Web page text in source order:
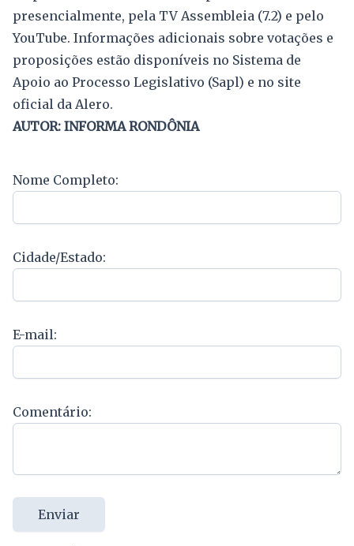
presencialmente, pela TV Assembleia (7.2) e pelo
YouTube. Informações adicionais sobre votações e
proposições estão disponíveis no Sistema de
Apoio ao Processo Legislativo (Sapl) e no site
oficial da Alero.
AUTOR: INFORMA RONDÔNIA
Nome Completo:
Cidade/Estado:
E-mail:
Comentário:
Enviar